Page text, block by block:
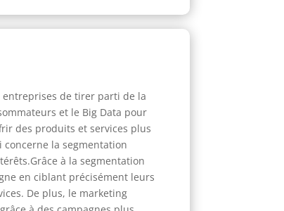
entreprises de tirer parti de la
et le Big Data pour
des produits et services plus
concerne la segmentation
à la segmentation
en ciblant précisément leurs
De plus, le marketing